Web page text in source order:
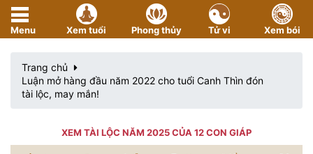
Menu Xem tuổi Phong thủy Tử vi Xem bói
Trang chủ
Luận mở hàng đầu năm 2022 cho tuổi Canh Thìn đón
tài lộc, may mắn!
XEM TÀI LỘC NĂM 2025 CỦA 12 CON GIÁP